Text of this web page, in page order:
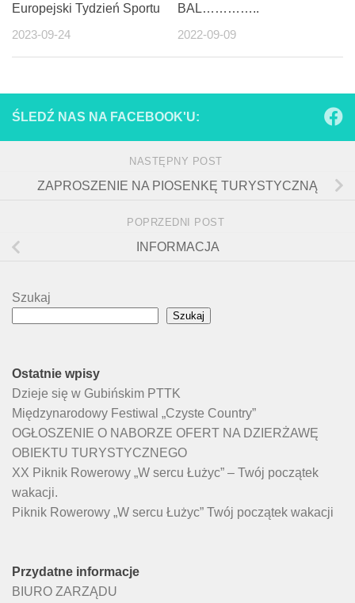
Europejski Tydzień Sportu
2023-09-24
BAL…………..
2022-09-09
ŚLEDŹ NAS NA FACEBOOK'U:
NASTĘPNY POST
ZAPROSZENIE NA PIOSENKĘ TURYSTYCZNĄ
POPRZEDNI POST
INFORMACJA
Szukaj
Szukaj
Ostatnie wpisy
Dzieje się w Gubińskim PTTK
Międzynarodowy Festiwal „Czyste Country”
OGŁOSZENIE O NABORZE OFERT NA DZIERŻAWĘ
OBIEKTU TURYSTYCZNEGO
XX Piknik Rowerowy „W sercu Łużyc” – Twój początek
wakacji.
Piknik Rowerowy „W sercu Łużyc” Twój początek wakacji
Przydatne informacje
BIURO ZARZĄDU